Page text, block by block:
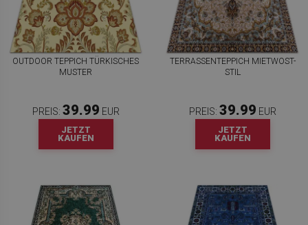
OUTDOOR TEPPICH TÜRKISCHES
MUSTER
PREIS: 39.99 EUR
JETZT
KAUFEN
TERRASSENTEPPICH MIETWOST-
STIL
PREIS: 39.99 EUR
JETZT
KAUFEN